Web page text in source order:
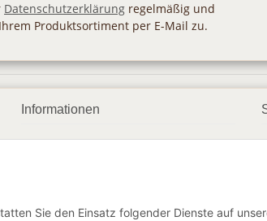
Datenschutzerklärung regelmäßig und
Produktsortiment per E-Mail zu.
Informationen
Newsletter
Sie den Einsatz folgender Dienste auf